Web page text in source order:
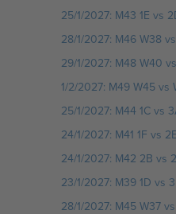
25/1/2027: M43 1E vs
28/1/2027: M46 W38
29/1/2027: M48 W40
1/2/2027: M49 W45 vs
25/1/2027: M44 1C vs
24/1/2027: M41 1F vs
24/1/2027: M42 2B vs
23/1/2027: M39 1D vs
28/1/2027: M45 W37